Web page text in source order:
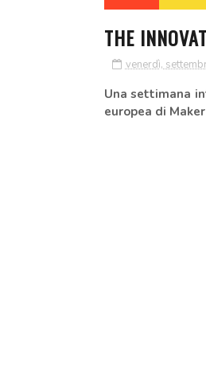
THE
venerdì,
Una settimana
europea di